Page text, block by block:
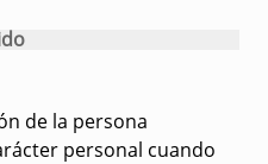
de la persona
personal cuando